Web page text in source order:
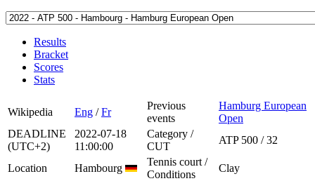
Results
Bracket
Scores
Stats
Wikipedia Eng /Fr
Previous
events
Hamburg European
Open
DEADLINE
(UTC+2)
2022-07-18
11:00:00
Category /
CUT
ATP 500 / 32
Location Hambourg
Tennis court /
Conditions
Clay